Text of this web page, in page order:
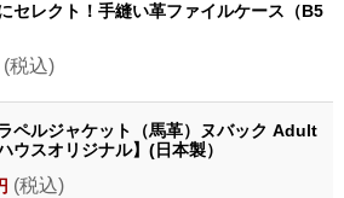
セレクト！手縫い革ファイルケース（B5
(税込)
ペルジャケット（馬革）ヌバック Adult
ウスオリジナル】(日本製）
(税込)